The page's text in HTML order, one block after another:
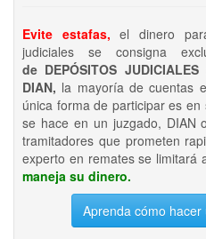
Evite estafas, el dinero
judiciales se consigna
de DEPÓSITOS
DIAN, la mayoría de cuentas
única forma de participar es
se hace en un juzgado, DIAN
tramitadores que prometen
experto en remates se limitará
maneja su dinero.
Aprenda cómo